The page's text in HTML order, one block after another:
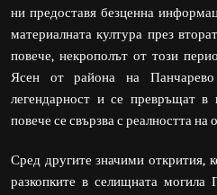
ни предоставя безценна
материалната култура през
повече, некрополът от този
Ясен от района на Панчарево
легендарност и се превръщат в
повече се свързва с реалността на
Сред другите значими открития,
разкопките в селищната могила